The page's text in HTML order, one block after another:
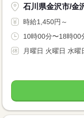
石川県金沢市/金
時給1,450円～
10時00分〜18時00
月曜日 火曜日 水